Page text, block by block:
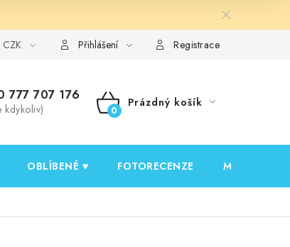
osobních údajů Ověřování recenzí
CZK Přihlášení Registrace
777 707 176
kdykoliv)
NÁKUPNÍ
Prázdný košík
OBLÍBENÉ ♥️ FOTORECENZE MOJE